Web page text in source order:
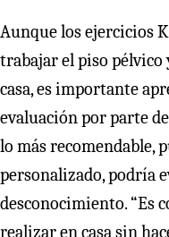
Aunque los ejercicios
trabajar el piso pélvico
casa, es importante
evaluación por parte
lo más recomendable,
personalizado, podría
desconocimiento. “Es
realizar en casa sin